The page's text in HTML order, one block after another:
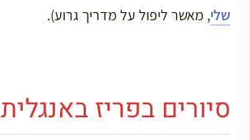
שלי, מאשר ליפול על מדריך גרוע).
סיורים בפריז באנגלית